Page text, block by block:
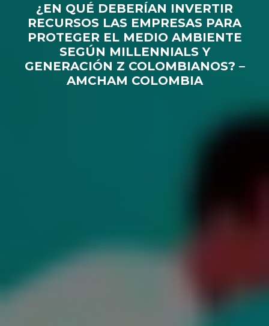
¿EN QUÉ DEBERÍAN INVERTIR
RECURSOS LAS EMPRESAS PARA
PROTEGER EL MEDIO AMBIENTE
SEGÚN MILLENNIALS Y
GENERACIÓN Z COLOMBIANOS? –
AMCHAM COLOMBIA